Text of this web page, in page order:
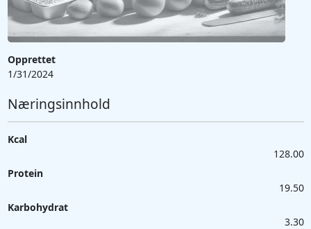
Opprettet
1/31/2024
Næringsinnhold
Kcal
128.00
Protein
19.50
Karbohydrat
3.30